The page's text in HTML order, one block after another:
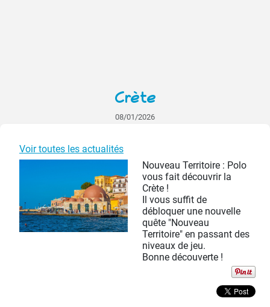
Crète
08/01/2026
Voir toutes les actualités
Nouveau Territoire : Polo
vous fait découvrir la
Crète !
Il vous suffit de
débloquer une nouvelle
quête "Nouveau
Territoire" en passant des
niveaux de jeu.
Bonne découverte !